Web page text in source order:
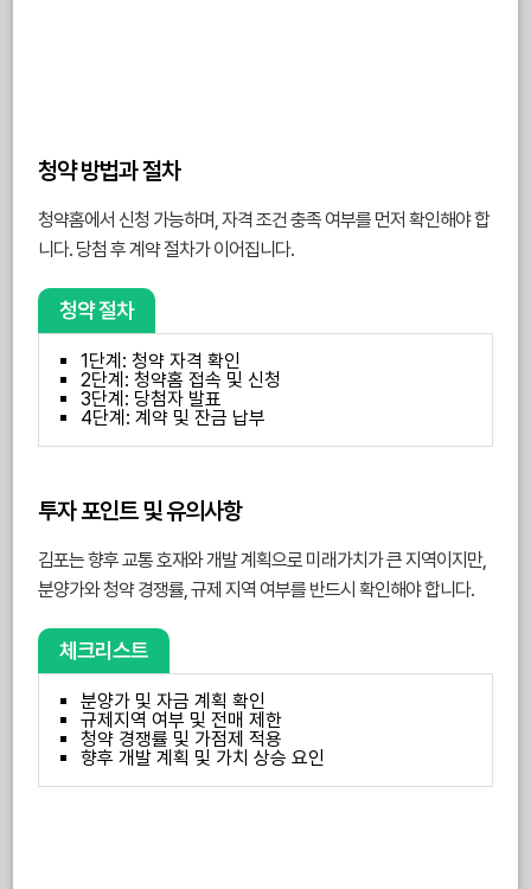
청약 방법과 절차
청약홈에서 신청 가능하며, 자격 조건 충족 여부를 먼저 확인해야 합
니다. 당첨 후 계약 절차가 이어집니다.
청약 절차
1단계: 청약 자격 확인
2단계: 청약홈 접속 및 신청
3단계: 당첨자 발표
4단계: 계약 및 잔금 납부
투자 포인트 및 유의사항
김포는 향후 교통 호재와 개발 계획으로 미래가치가 큰 지역이지만,
분양가와 청약 경쟁률, 규제 지역 여부를 반드시 확인해야 합니다.
체크리스트
분양가 및 자금 계획 확인
규제지역 여부 및 전매 제한
청약 경쟁률 및 가점제 적용
향후 개발 계획 및 가치 상승 요인